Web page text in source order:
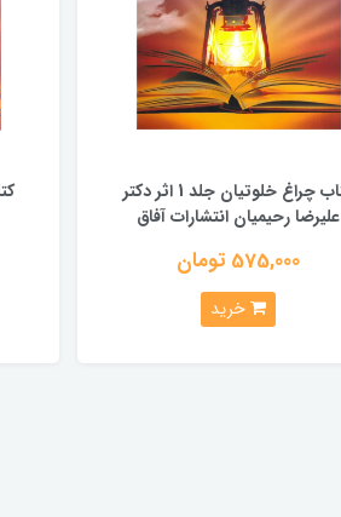
کتاب چراغ خلوتیان جلد 1 اثر دکتر
علیرضا رحیمیان انتشارات آفاق
575,000 تومان
خرید